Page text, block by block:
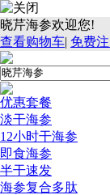
晓芹海参欢迎您!
查看购物车| 免费
优惠套餐
淡干海参
12小时干海参
即食海参
半干速发
海参复合多肽